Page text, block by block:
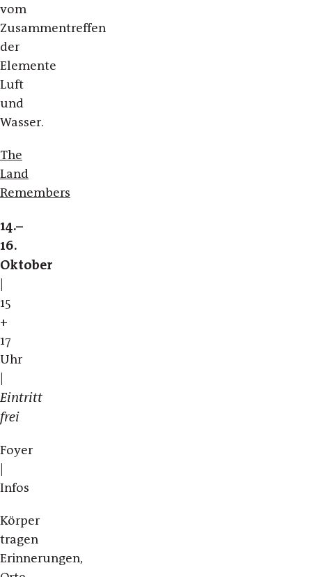
vom
Zusammentreffen
der
Elemente
Luft
und
Wasser.
The
Land
Remembers
14.–
16.
Oktober
15
+
17
Uhr
Eintritt
frei
Foyer
Infos
Körper
tragen
Erinnerungen,